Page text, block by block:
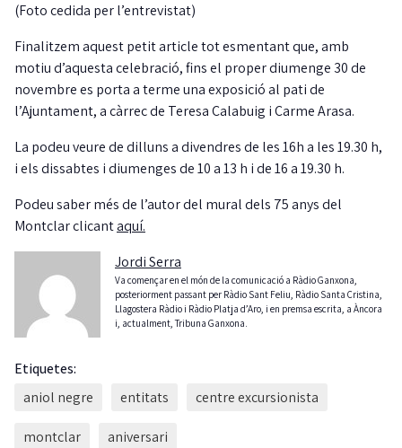
(Foto cedida per l’entrevistat)
Finalitzem aquest petit article tot esmentant que, amb
motiu d’aquesta celebració, fins el proper diumenge 30 de
novembre es porta a terme una exposició al pati de
l’Ajuntament, a càrrec de Teresa Calabuig i Carme Arasa.
La podeu veure de dilluns a divendres de les 16h a les 19.30 h,
i els dissabtes i diumenges de 10 a 13 h i de 16 a 19.30 h.
Podeu saber més de l’autor del mural dels 75 anys del
Montclar clicantaquí.
Jordi Serra
Va començar en el món de la comunicació a Ràdio Ganxona,
posteriorment passant per Ràdio Sant Feliu, Ràdio Santa Cristina,
Llagostera Ràdio i Ràdio Platja d’Aro, i en premsa escrita, a Àncora
i, actualment, Tribuna Ganxona.
Etiquetes:
aniol negre
entitats centre excursionista
montclar aniversari